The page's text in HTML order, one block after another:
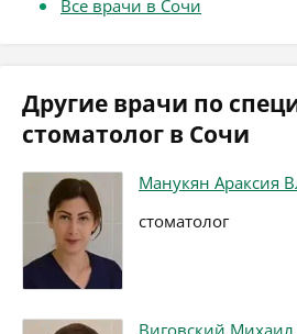
Все врачи в Сочи
Другие врачи по
стоматолог в Сочи
Манукян Араксия
стоматолог
Виговский